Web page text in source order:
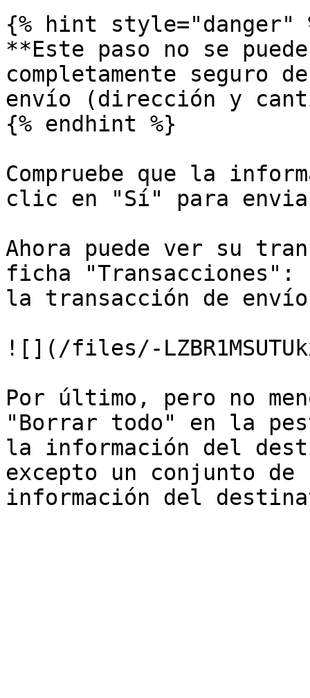
{% hint style="danger"
**Este paso no se
completamente seguro
envío (dirección y
{% endhint %}
Compruebe que la
clic en "Sí" para enviar
Ahora puede ver su
ficha "Transacciones":
la transacción de
![](/files/-
Por último, pero no
"Borrar todo" en la
la información del
excepto un conjunto de